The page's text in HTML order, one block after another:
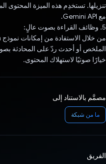
تنزيلها. تستخدِم هذه الميزة المحتوى
مع Gemini API.
5. وظائف القراءة بصوت عالٍ:
الملخص أو أحدث ردّ على المحادثة
خيارًا صوتيًا لاستهلاك المحتوى.
مصمَّم بالاستناد إلى
ما من شبكة
الفريق